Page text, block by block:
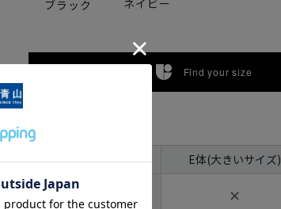
ブラック ネイビー
Find your size
サイズ
号数（身長） E体(大きいサイズ)
✕